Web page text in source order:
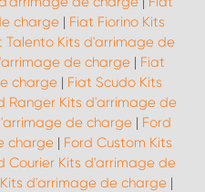
charge | Fiat Fiorino Kits
Talento Kits d'arrimage de
de charge| Fiat
charge | Fiat Scudo Kits
Ranger Kits d'arrimage de
de charge| Ford
charge | Ford Custom Kits
Courier Kits d'arrimage de
d'arrimage de charge |